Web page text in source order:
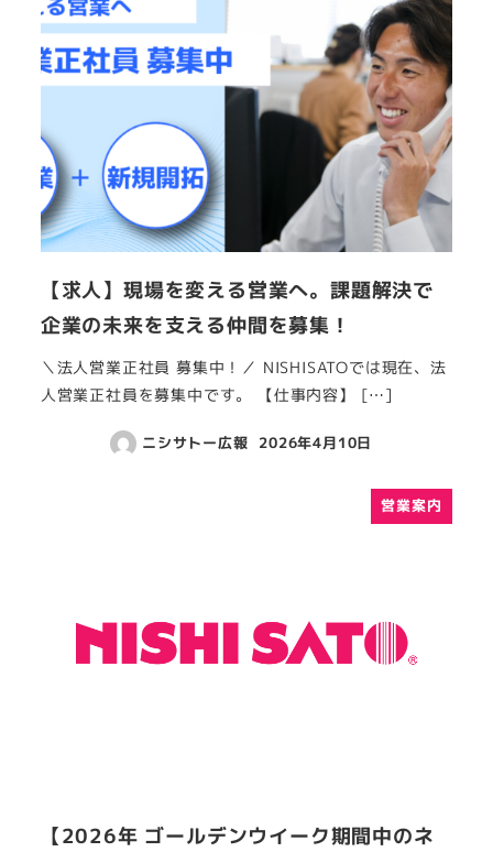
【求人】現場を変える営業へ。課題解決で
企業の未来を支える仲間を募集！
＼法人営業正社員 募集中！／ NISHISATOでは現在、法
人営業正社員を募集中です。 【仕事内容】 […]
ニシサトー広報 2026年4月10日
営業案内
【2026年 ゴールデンウイーク期間中のネ